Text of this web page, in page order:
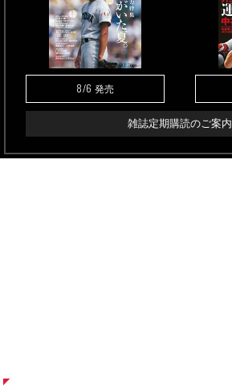
8/6 発売
雑誌定期購読のご案内